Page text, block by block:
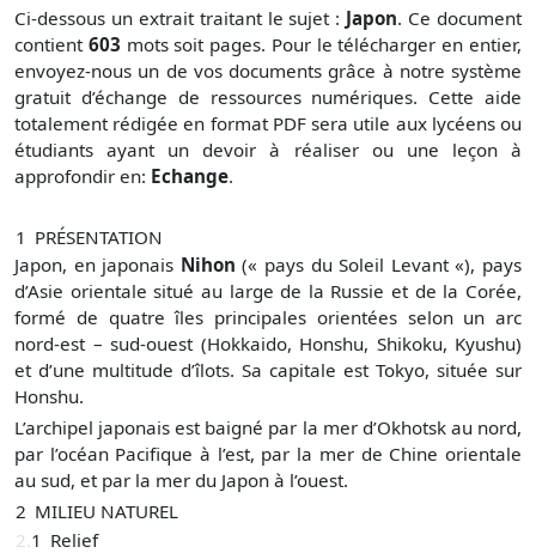
Ci-dessous un extrait traitant le sujet : Japon. Ce document
contient 603 mots soit pages. Pour le télécharger en entier,
envoyez-nous un de vos documents grâce à notre système
gratuit d’échange de ressources numériques. Cette aide
totalement rédigée en format PDF sera utile aux lycéens ou
étudiants ayant un devoir à réaliser ou une leçon à
approfondir en: Echange.
1 PRÉSENTATION
Japon, en japonais Nihon (« pays du Soleil Levant «), pays
d’Asie orientale situé au large de la Russie et de la Corée,
formé de quatre îles principales orientées selon un arc
nord-est – sud-ouest (Hokkaido, Honshu, Shikoku, Kyushu)
et d’une multitude d’îlots. Sa capitale est Tokyo, située sur
Honshu.
L’archipel japonais est baigné par la mer d’Okhotsk au nord,
par l’océan Pacifique à l’est, par la mer de Chine orientale
au sud, et par la mer du Japon à l’ouest.
2 MILIEU NATUREL
2.1 Relief